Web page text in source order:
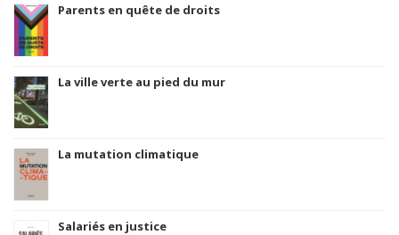
Parents en quête de droits
La ville verte au pied du mur
La mutation climatique
Salariés en justice